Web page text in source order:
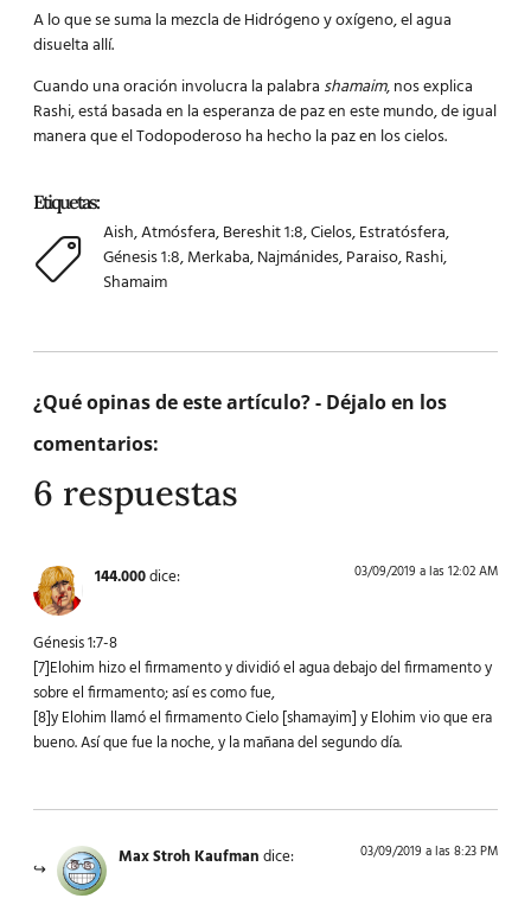
A lo que se suma la mezcla de Hidrógeno y oxígeno, el agua
disuelta allí.
Cuando una oración involucra la palabra shamaim, nos explica
Rashi, está basada en la esperanza de paz en este mundo, de igual
manera que el Todopoderoso ha hecho la paz en los cielos.
Etiquetas:
Aish,Atmósfera,Bereshit 1:8,Cielos,Estratósfera,
Génesis 1:8,Merkaba,Najmánides,Paraiso,Rashi,
Shamaim
¿Qué opinas de este artículo? - Déjalo en los
comentarios:
6 respuestas
144.000dice: 03/09/2019 a las 12:02 AM
Génesis 1:7-8
[7]Elohim hizo el firmamento y dividió el agua debajo del firmamento y
sobre el firmamento; así es como fue,
[8]y Elohim llamó el firmamento Cielo [shamayim] y Elohim vio que era
bueno. Así que fue la noche, y la mañana del segundo día.
Max Stroh Kaufman dice: 03/09/2019 a las 8:23 PM